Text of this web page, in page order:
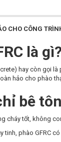
CHO CÔNG
là
hay còn gọi
hảo cho phào
bê
cháy tốt, không
tinh, phào GFRC